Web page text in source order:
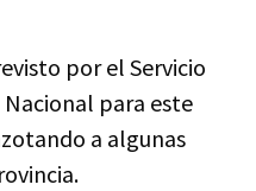
por el Servicio
para este
a algunas